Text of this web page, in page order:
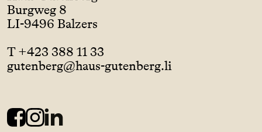
Burgweg 8
LI-9496 Balzers
T +423 388 11 33
gutenberg@haus-gutenberg.li